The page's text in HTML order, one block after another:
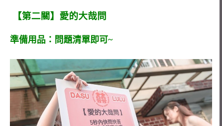
【第二關】愛的大哉問
準備用品：問題清單即可~